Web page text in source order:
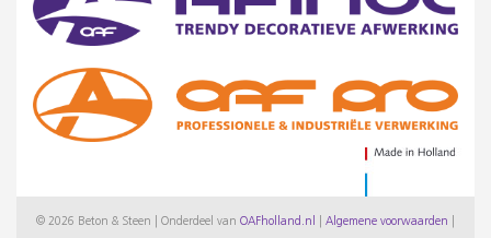
© 2026 Beton & Steen | Onderdeel van OAFholland.nl Algemene voorwaarden